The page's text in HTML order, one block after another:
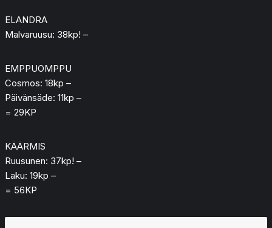
ELANDRA
Malvaruusu: 38kp! –
EMPPUOMPPU
Cosmos: 18kp –
Päivänsäde: 11kp –
= 29KP
KÄÄRMIS
Ruusunen: 37kp! –
Laku: 19kp –
= 56KP